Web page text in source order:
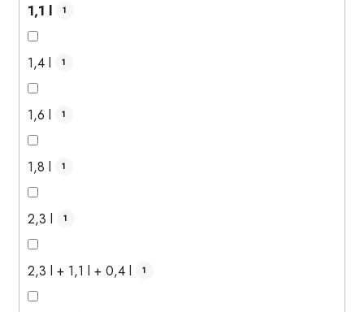
1,1 l 1
1,4 l 1
1,6 l 1
1,8 l 1
2,3 l 1
2,3 l + 1,1 l + 0,4 l 1